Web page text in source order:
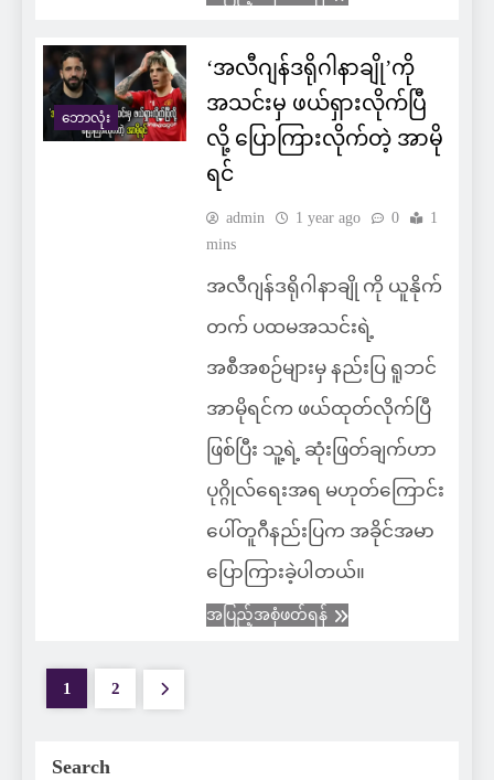
ဘောလုံး
‘အလီဂျန်ဒရိုဂါနာချို’ကို
အသင်းမှ ဖယ်ရှားလိုက်ပြီ
လို့ ပြောကြားလိုက်တဲ့ အာမို
ရင်
admin 1 year ago 0
1
mins
အလီဂျန်ဒရိုဂါနာချို ကို ယူနိုက်
တက် ပထမအသင်းရဲ့
အစီအစဉ်များမှ နည်းပြ ရူဘင်
အာမိုရင်က ဖယ်ထုတ်လိုက်ပြီ
ဖြစ်ပြီး သူ့ရဲ့ ဆုံးဖြတ်ချက်ဟာ
ပုဂ္ဂိုလ်ရေးအရ မဟုတ်ကြောင်း
ပေါ်တူဂီနည်းပြက အခိုင်အမာ
ပြောကြားခဲ့ပါတယ်။
အပြည့်အစုံဖတ်ရန်
1 2
Search